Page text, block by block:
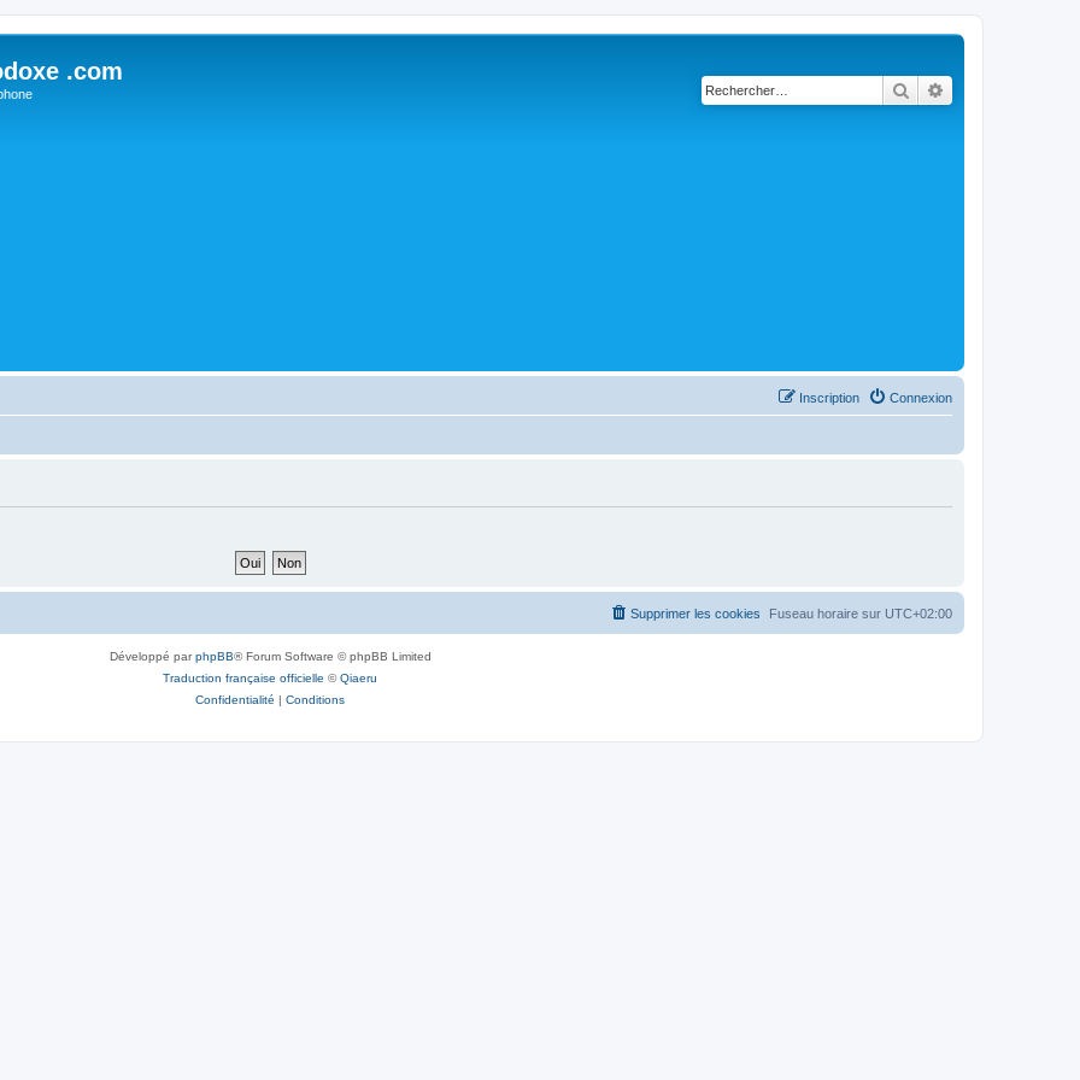
.com
Rechercher
Connexion
Inscription
Fuseau horaire sur UTC+02:00
Supprimer les cookies
Développé parphpBB® Forum Software © phpBB Limited
Traduction française officielle ©Qiaeru
Confidentialité | Conditions